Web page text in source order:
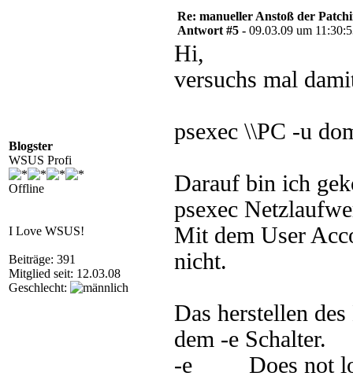
Blogster
WSUS Profi
Offline
I Love WSUS!
Beiträge: 391
Mitglied seit: 12.03.08
Geschlecht:
Re: manueller Anstoß der
Antwort #5 - 09.03.09 um
Hi,
versuchs mal
psexec \\PC -u
Darauf bin ich
psexec
Mit dem User
nicht.
Das herstellen
dem -e Schalter.
-e Does not